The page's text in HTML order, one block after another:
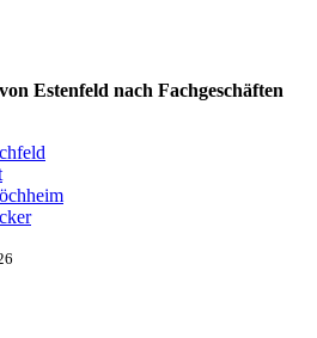
Estenfeld nach Fachgeschäften